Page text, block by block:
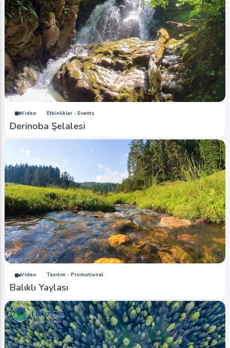
Video Etkinlikler - Events
Derinoba Şelalesi
Video Tanıtım - Promotional
Balıklı Yaylası